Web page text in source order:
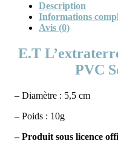
Description
Informations
Avis (0)
E.T
PVC
– Diamètre : 5,5 cm
– Poids : 10g
– Produit sous licence